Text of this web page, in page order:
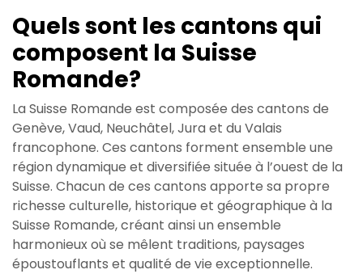
Quels sont les cantons qui
composent la Suisse
Romande?
La Suisse Romande est composée des cantons de
Genève, Vaud, Neuchâtel, Jura et du Valais
francophone. Ces cantons forment ensemble une
région dynamique et diversifiée située à l’ouest de la
Suisse. Chacun de ces cantons apporte sa propre
richesse culturelle, historique et géographique à la
Suisse Romande, créant ainsi un ensemble
harmonieux où se mêlent traditions, paysages
époustouflants et qualité de vie exceptionnelle.